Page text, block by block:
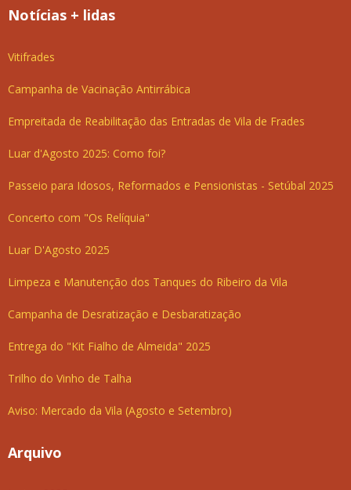
Notícias + lidas
Vitifrades
Campanha de Vacinação Antirrábica
Empreitada de Reabilitação das Entradas de Vila de Frades
Luar d'Agosto 2025: Como foi?
Passeio para Idosos, Reformados e Pensionistas - Setúbal 2025
Concerto com "Os Relíquia"
Luar D'Agosto 2025
Limpeza e Manutenção dos Tanques do Ribeiro da Vila
Campanha de Desratização e Desbaratização
Entrega do "Kit Fialho de Almeida" 2025
Trilho do Vinho de Talha
Aviso: Mercado da Vila (Agosto e Setembro)
Arquivo